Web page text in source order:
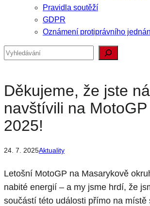
Pravidla soutěží
GDPR
Oznámení protiprávního
Hledat
Děkujeme, že jste
navštívili na
2025!
24. 7. 2025Aktuality
Letošní MotoGP na Masarykově
nabité energií – a my jsme hrdí, že
součástí této události přímo na místě